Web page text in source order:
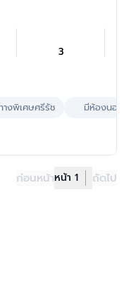
ไฟฟ้าสายสี
วน "ศรีรัช"
3
างพิเศษศรีรัช มีห้องนอนล่
ก่อนหน้าหน้า 1 ถัดไป